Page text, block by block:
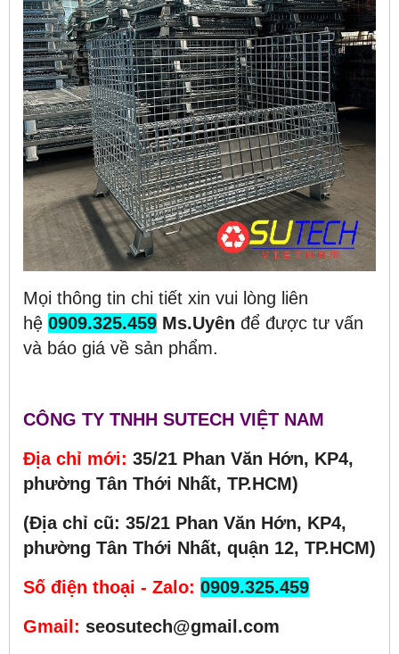
Mọi thông tin chi tiết xin vui lòng liên
hệ 0909.325.459 Ms.Uyên để được tư vấn
và báo giá về sản phẩm.
CÔNG TY TNHH SUTECH VIỆT NAM
Địa chỉ mới: 35/21 Phan Văn Hớn, KP4,
phường Tân Thới Nhất, TP.HCM)
(Địa chỉ cũ: 35/21 Phan Văn Hớn, KP4,
phường Tân Thới Nhất, quận 12, TP.HCM)
Số điện thoại - Zalo: 0909.325.459
Gmail: seosutech@gmail.com